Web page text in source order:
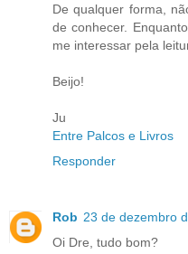
De qualquer forma,
de conhecer.
me interessar pela
Beijo!
Ju
Entre Palcos e Livros
Responder
Rob 23 de dezembro
Oi Dre, tudo bom?